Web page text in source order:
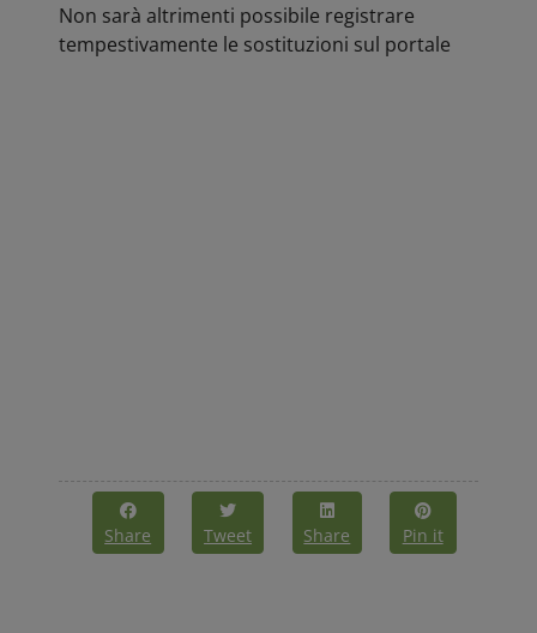
Non sarà altrimenti possibile registrare
tempestivamente le sostituzioni sul portale
Share Tweet Share Pin it